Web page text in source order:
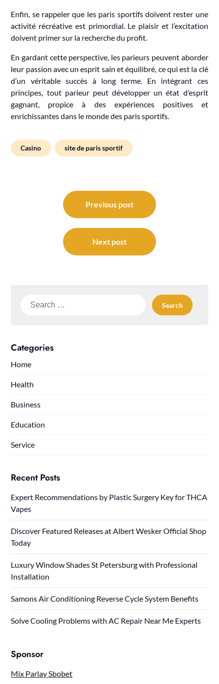
Enfin, se rappeler que les paris sportifs doivent rester une
activité récréative est primordial. Le plaisir et l’excitation
doivent primer sur la recherche du profit.
En gardant cette perspective, les parieurs peuvent aborder
leur passion avec un esprit sain et équilibré, ce qui est la clé
d’un véritable succès à long terme. En intégrant ces
principes, tout parieur peut développer un état d’esprit
gagnant, propice à des expériences positives et
enrichissantes dans le monde des paris sportifs.
Casino site de paris sportif
navigation
Previous post
Next post
Search
Categories
Home
Health
Business
Education
Service
Recent Posts
Expert Recommendations by Plastic Surgery Key for THCA
Vapes
Discover Featured Releases at Albert Wesker Official Shop
Today
Luxury Window Shades St Petersburg with Professional
Installation
Samons Air Conditioning Reverse Cycle System Benefits
Solve Cooling Problems with AC Repair Near Me Experts
Sponsor
Mix Parlay Sbobet